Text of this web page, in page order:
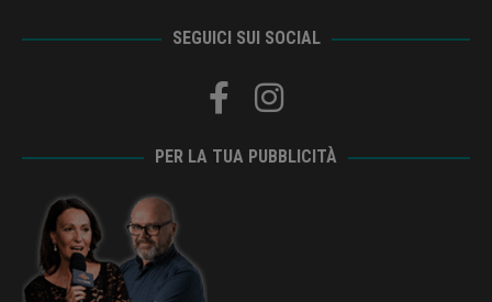
SEGUICI SUI SOCIAL
PER LA TUA PUBBLICITÀ